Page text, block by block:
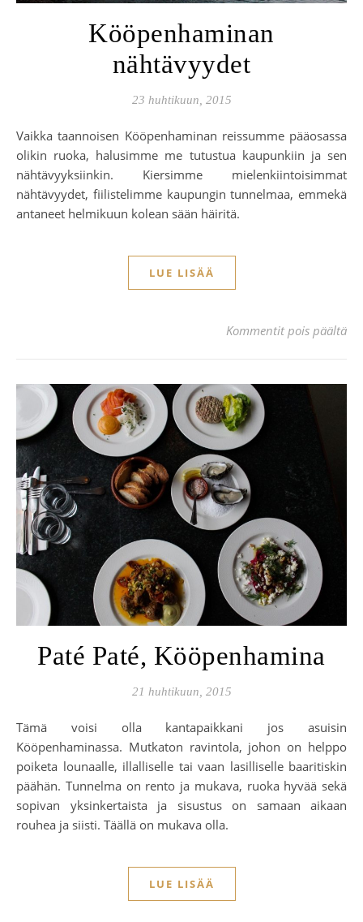
Kööpenhaminan
nähtävyydet
23 huhtikuun, 2015
Vaikka taannoisen Kööpenhaminan reissumme pääosassa
olikin ruoka, halusimme me tutustua kaupunkiin ja sen
nähtävyyksiinkin. Kiersimme mielenkiintoisimmat
nähtävyydet, fiilistelimme kaupungin tunnelmaa, emmekä
antaneet helmikuun kolean sään häiritä.
LUE LISÄÄ
Kommentit pois päältä
Paté Paté, Kööpenhamina
21 huhtikuun, 2015
Tämä voisi olla kantapaikkani jos asuisin
Kööpenhaminassa. Mutkaton ravintola, johon on helppo
poiketa lounaalle, illalliselle tai vaan lasilliselle baaritiskin
päähän. Tunnelma on rento ja mukava, ruoka hyvää sekä
sopivan yksinkertaista ja sisustus on samaan aikaan
rouhea ja siisti. Täällä on mukava olla.
LUE LISÄÄ